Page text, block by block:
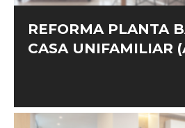
REFORMA PLANTA
CASA UNIFAMILIAR